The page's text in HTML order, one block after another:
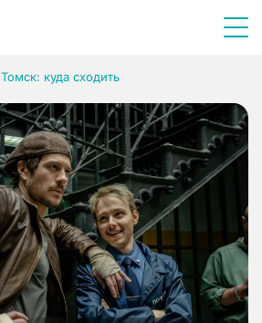
Томск: куда сходить